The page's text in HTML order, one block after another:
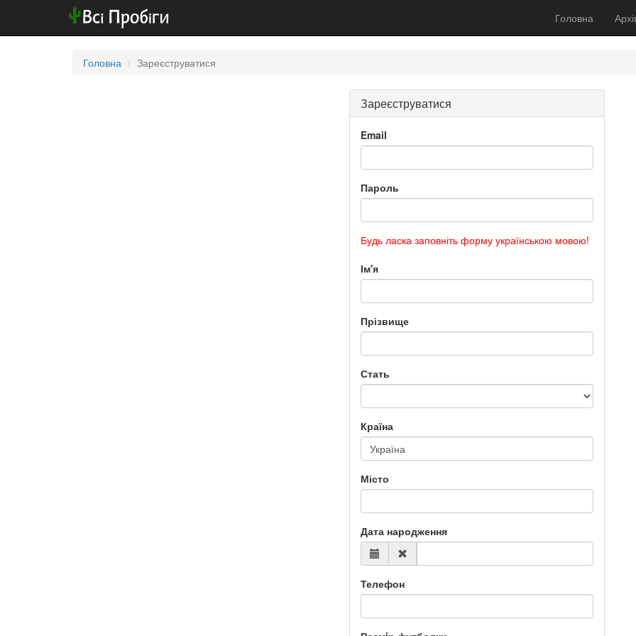
Головна
Головна Зареєструватися
Зареєструватися
Email
Пароль
Будь ласка заповніть форму українською мовою!
Ім'я
Прізвище
Стать
Країна
Місто
Дата народження
Телефон